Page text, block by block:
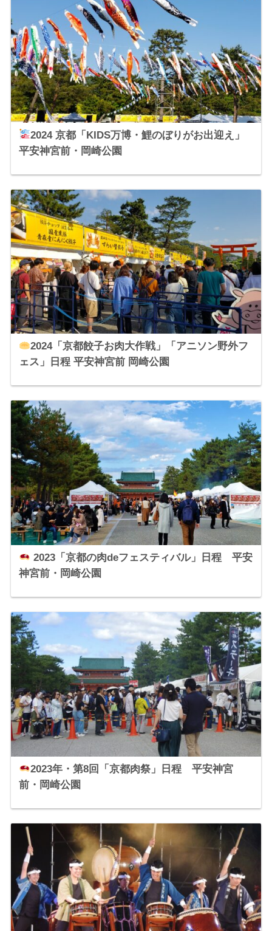
2024 京都「KIDS万博・鯉のぼりがお出迎え」
平安神宮前・岡崎公園
2024「京都餃子お肉大作戦」「アニソン野外フ
ェス」日程 平安神宮前 岡崎公園
2023「京都の肉deフェスティバル」日程 平安
神宮前・岡崎公園
2023年・第8回「京都肉祭」日程 平安神宮
前・岡崎公園